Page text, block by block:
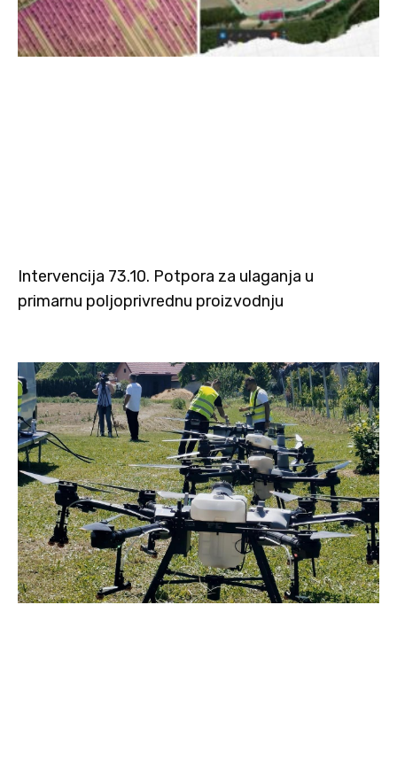
Intervencija 73.10. Potpora za ulaganja u
primarnu poljoprivrednu proizvodnju